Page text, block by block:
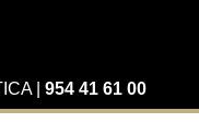
| 954 41 61 00